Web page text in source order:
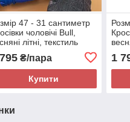
47 - 31 сантиметр
чоловічі Bull,
літні, текстиль
легкі і зручні
₴/пара
Купити
1